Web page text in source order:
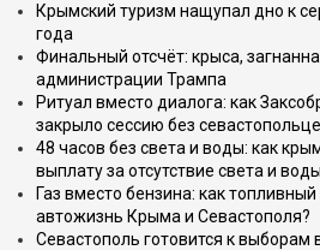
Крымский туризм нащупал дно к
года
Финальный отсчёт: крыса,
администрации Трампа
Ритуал вместо диалога: как
закрыло сессию без
48 часов без света и воды: как
выплату за отсутствие света и
Газ вместо бензина: как
автожизнь Крыма и Севастополя?
Севастополь готовится к выборам